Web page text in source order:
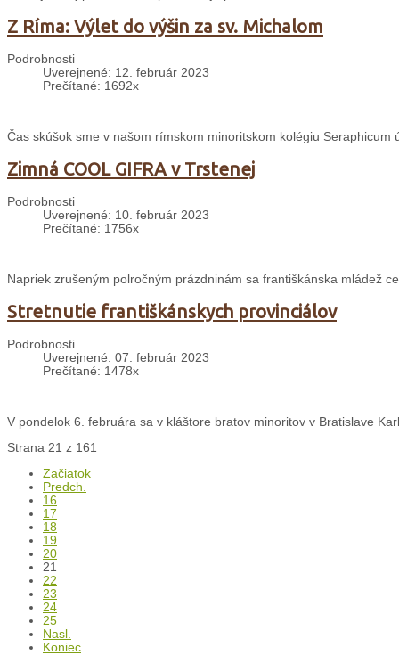
Z Ríma: Výlet do výšin za sv. Michalom
Podrobnosti
Uverejnené: 12. február 2023
Prečítané: 1692x
Čas skúšok sme v našom rímskom minoritskom kolégiu Seraphicum
Zimná COOL GIFRA v Trstenej
Podrobnosti
Uverejnené: 10. február 2023
Prečítané: 1756x
Napriek zrušeným polročným prázdninám sa františkánska mládež
Stretnutie františkánskych provinciálov
Podrobnosti
Uverejnené: 07. február 2023
Prečítané: 1478x
V pondelok 6. februára sa v kláštore bratov minoritov v Bratislave
Strana 21 z 161
Začiatok
Predch.
16
17
18
19
20
21
22
23
24
25
Nasl.
Koniec